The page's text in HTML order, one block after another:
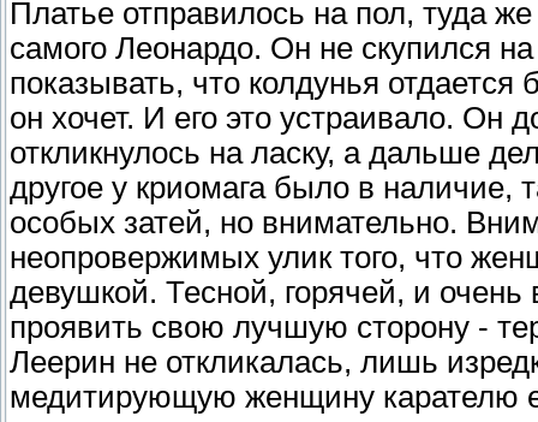
Платье отправилось на пол, туда
самого Леонардо. Он не скупился
показывать, что колдунья
он хочет. И его это устраивало. Он
откликнулось на ласку, а дальше
другое у криомага было в наличие,
особых затей, но внимательно.
неопровержимых улик того, что
девушкой. Тесной, горячей, и
проявить свою лучшую сторону -
Леерин не откликалась, лишь
медитирующую женщину карателю